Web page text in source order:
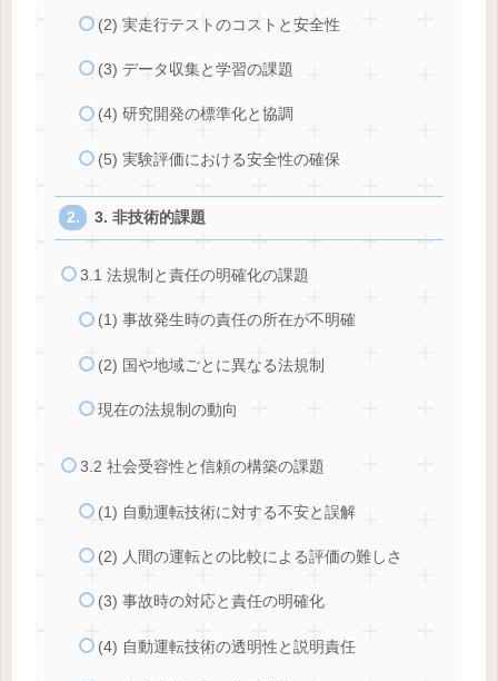
(2) 実走行テストのコストと安全性
(3) データ収集と学習の課題
(4) 研究開発の標準化と協調
(5) 実験評価における安全性の確保
3. 非技術的課題
3.1 法規制と責任の明確化の課題
(1) 事故発生時の責任の所在が不明確
(2) 国や地域ごとに異なる法規制
現在の法規制の動向
3.2 社会受容性と信頼の構築の課題
(1) 自動運転技術に対する不安と誤解
(2) 人間の運転との比較による評価の難しさ
(3) 事故時の対応と責任の明確化
(4) 自動運転技術の透明性と説明責任